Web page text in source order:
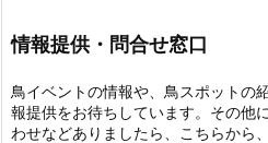
情報提供・問合せ窓口
鳥イベントの情報や、鳥スポットの
報提供をお待ちしています。その他
わせなどありましたら、こちらから